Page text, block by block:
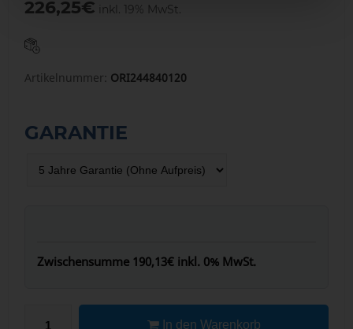
226,25€ inkl. 19% MwSt.
Artikelnummer: ORI244840120
GARANTIE
Zwischensumme 190,13€ inkl. 0% MwSt.
In den Warenkorb